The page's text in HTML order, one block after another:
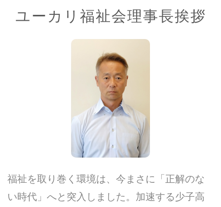
ユーカリ福祉会理事長挨拶
福祉を取り巻く環境は、今まさに「正解のな
い時代」へと突入しました。加速する少子高